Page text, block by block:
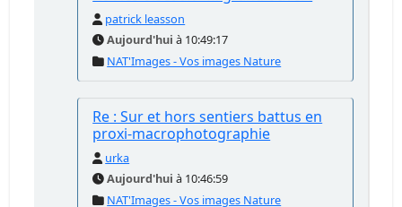
patrick leasson
Aujourd'hui à 10:49:17
NAT'Images - Vos images Nature
Re : Sur et hors sentiers battus en
proxi-macrophotographie
urka
Aujourd'hui à 10:46:59
NAT'Images - Vos images Nature